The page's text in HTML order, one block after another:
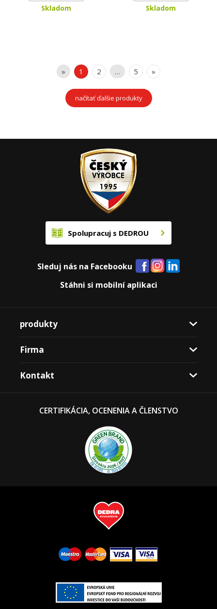
Skladom
Skladom
» 1 2 … 5 »
načítať ďalšie produkty
Spolupracuj s DEDROU
Sleduj nás na Facebooku
Stáhni si mobilní aplikaci
produkty
Firma
Kontakt
CERTIFIKÁCIA, OCENENIA A ČLENSTVO